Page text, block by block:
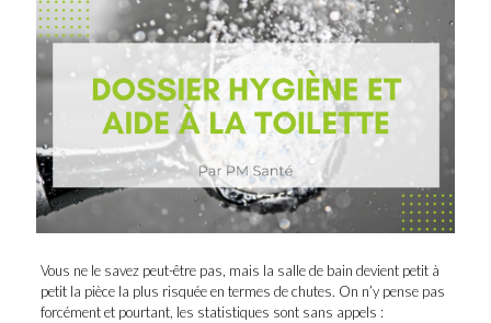
Vous ne le savez peut-être pas, mais la salle de bain devient petit à
petit la pièce la plus risquée en termes de chutes. On n’y pense pas
forcément et pourtant, les statistiques sont sans appels :